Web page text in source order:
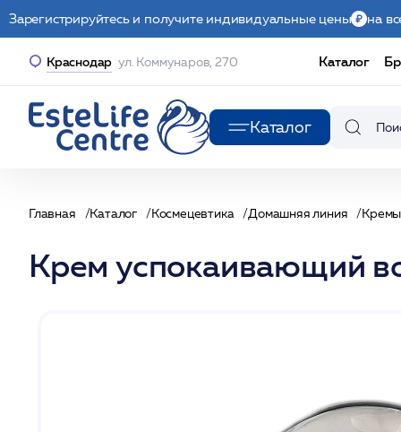
Зарегистрируйтесь и получите индивидуальные цены на
Краснодар ул. Коммунаров, 270 Каталог
Каталог
Главная Каталог Космецевтика Домашняя линия Кремы
Крем успокаивающий